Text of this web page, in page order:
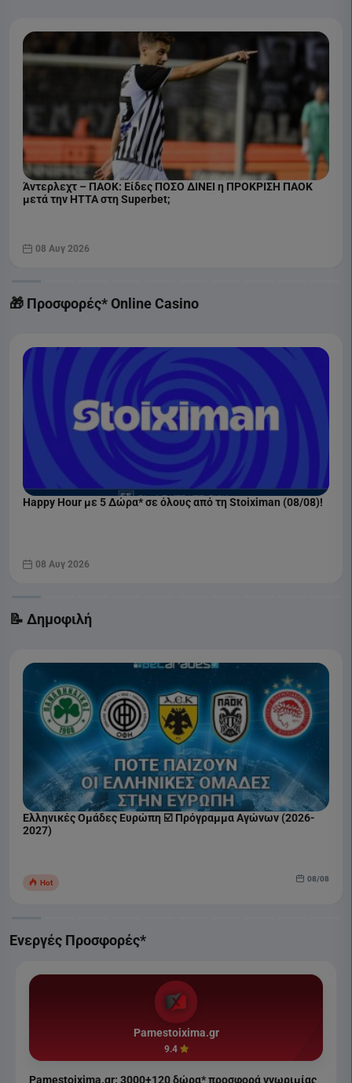
Άντερλεχτ – ΠΑΟΚ: Είδες ΠΟΣΟ ΔΙΝΕΙ η ΠΡΟΚΡΙΣΗ ΠΑΟΚ
μετά την ΗΤΤΑ στη Superbet;
08 Αυγ 2026
🎁 Προσφορές* Online Casino
Happy Hour με 5 Δώρα* σε όλους από τη Stoiximan (08/08)!
08 Αυγ 2026
📝 Δημοφιλή
Ελληνικές Ομάδες Ευρώπη ☑️ Πρόγραμμα Αγώνων (2026-
2027)
Hot 08/08
Ενεργές Προσφορές*
Pamestoixima.gr
9.4
Pamestoixima.gr: 3000+120 δώρα* προσφορά γνωριμίας